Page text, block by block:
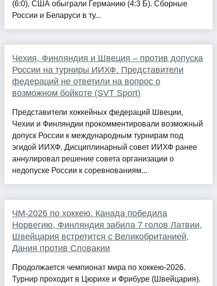
(6:0), США обыграли Германию (4:3 Б). Сборные
России и Беларуси в ту...
Чехия, Финляндия и Швеция – против допуска
России на турниры ИИХФ. Представители
федераций не ответили на вопрос о
возможном бойкоте (SVT Sport)
Представители хоккейных федераций Швеции,
Чехии и Финляндии прокомментировали возможный
допуск России к международным турнирам под
эгидой ИИХФ. Дисциплинарный совет ИИХФ ранее
аннулировал решение совета организации о
недопуске России к соревнованиям...
ЧМ-2026 по хоккею. Канада победила
Норвегию, Финляндия забила 7 голов Латвии,
Швейцария встретится с Великобританией,
Дания против Словакии
Продолжается чемпионат мира по хоккею-2026.
Турнир проходит в Цюрихе и Фрибуре (Швейцария).